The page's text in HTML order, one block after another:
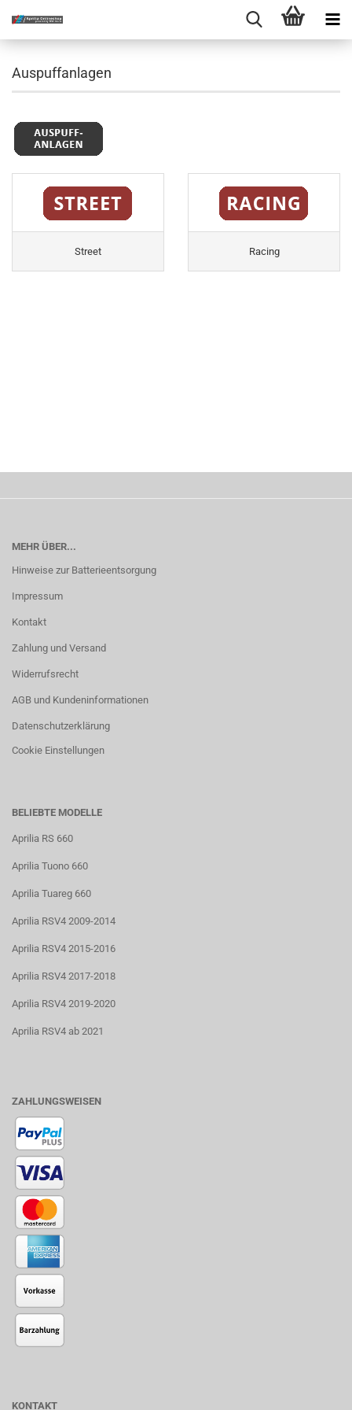
Auspuffanlagen
Street Racing
MEHR ÜBER...
Hinweise zur Batterieentsorgung
Impressum
Kontakt
Zahlung und Versand
Widerrufsrecht
AGB und Kundeninformationen
Datenschutzerklärung
Cookie Einstellungen
BELIEBTE MODELLE
Aprilia RS 660
Aprilia Tuono 660
Aprilia Tuareg 660
Aprilia RSV4 2009-2014
Aprilia RSV4 2015-2016
Aprilia RSV4 2017-2018
Aprilia RSV4 2019-2020
Aprilia RSV4 ab 2021
ZAHLUNGSWEISEN
KONTAKT